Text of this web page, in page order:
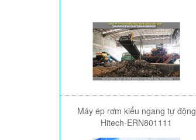
Máy ép rơm kiểu ngang tự động
Hitech-ERN801111